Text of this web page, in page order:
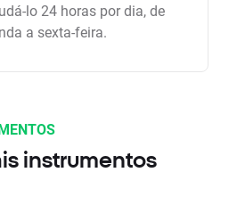
lo 24 horas por dia, de
a sexta-feira.
instrumentos